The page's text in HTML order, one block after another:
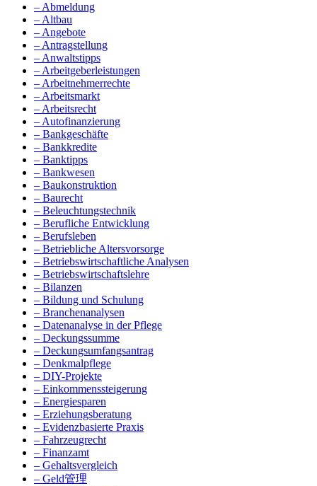
– Abmeldung
– Altbau
– Angebote
– Antragstellung
– Anwaltstipps
– Arbeitgeberleistungen
– Arbeitnehmerrechte
– Arbeitsmarkt
– Arbeitsrecht
– Autofinanzierung
– Bankgeschäfte
– Bankkredite
– Banktipps
– Bankwesen
– Baukonstruktion
– Baurecht
– Beleuchtungstechnik
– Berufliche Entwicklung
– Berufsleben
– Betriebliche Altersvorsorge
– Betriebswirtschaftliche Analysen
– Betriebswirtschaftslehre
– Bilanzen
– Bildung und Schulung
– Branchenanalysen
– Datenanalyse in der Pflege
– Deckungssumme
– Deckungsumfangsantrag
– Denkmalpflege
– DIY-Projekte
– Einkommenssteigerung
– Energiesparen
– Erziehungsberatung
– Evidenzbasierte Praxis
– Fahrzeugrecht
– Finanzamt
– Gehaltsvergleich
– Geld管理